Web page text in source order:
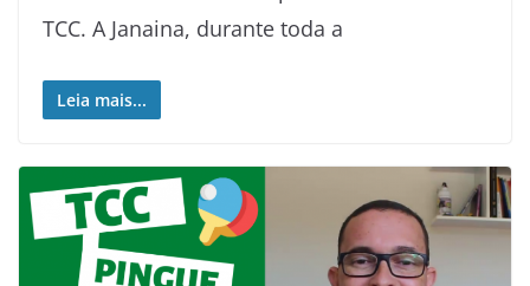
TCC. A Janaina, durante toda a
Leia mais...